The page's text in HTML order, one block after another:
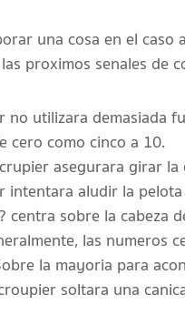
una cosa en el
proximos senales de
no utilizara demasiada
cero como cinco a 10.
asegurara girar
intentara aludir la
centra sobre la cabeza
las numeros
la mayoria para
soltara una